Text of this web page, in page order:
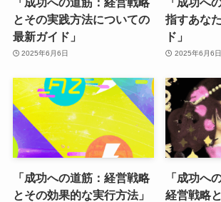
とその実践方法についての
最新ガイド」
2025年6月6日
指すあな
ド」
2025年6月6日
「成功への道筋：経営戦略
とその効果的な実行方法」
「成功へ
経営戦略